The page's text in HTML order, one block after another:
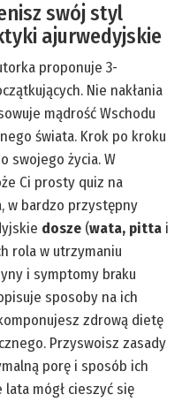
swój styl
ajurwedyjskie
proponuje 3-
Nie nakłania
mądrość Wschodu
świata. Krok po kroku
swojego życia. W
Ci prosty quiz na
w bardzo przystępny
dosze (wata, pitta i
rola w utrzymaniu
i symptomy braku
sposoby na ich
zdrową dietę
Przyswoisz zasady
porę i sposób ich
mógł cieszyć się